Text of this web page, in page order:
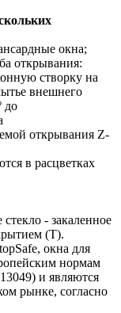
окна;
открывания:
створку на
внешнего
до
открывания Z-
в расцветках
- закаленное
(Т).
окна для
нормам
и являются
рынке, согласно